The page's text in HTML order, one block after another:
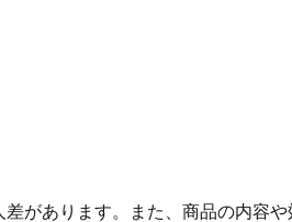
があります。また、商品の内容や